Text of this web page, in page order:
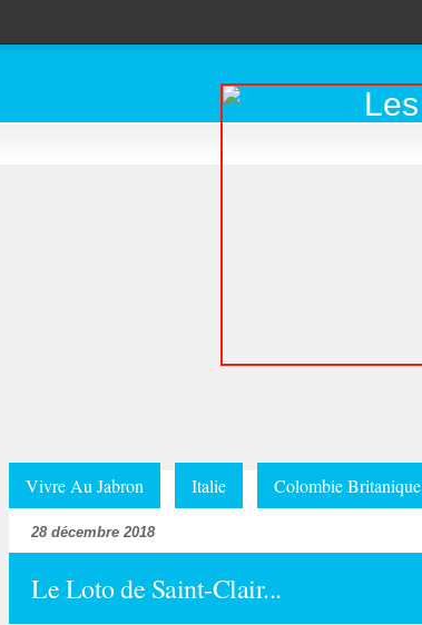
Vivre Au Jabron Italie Colombie Britanique
28 décembre 2018
Le Loto de Saint-Clair...